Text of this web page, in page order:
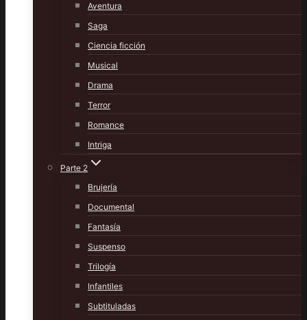
Aventura
Saga
Ciencia ficción
Musical
Drama
Terror
Romance
Intriga
Parte 2
Brujería
Documental
Fantasía
Suspenso
Trilogía
Infantiles
Subtituladas